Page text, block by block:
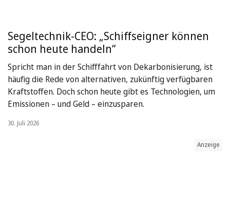
Segeltechnik-CEO: „Schiffseigner können
schon heute handeln“
Spricht man in der Schifffahrt von Dekarbonisierung, ist
häufig die Rede von alternativen, zukünftig verfügbaren
Kraftstoffen. Doch schon heute gibt es Technologien, um
Emissionen – und Geld – einzusparen.
30. Juli 2026
Anzeige